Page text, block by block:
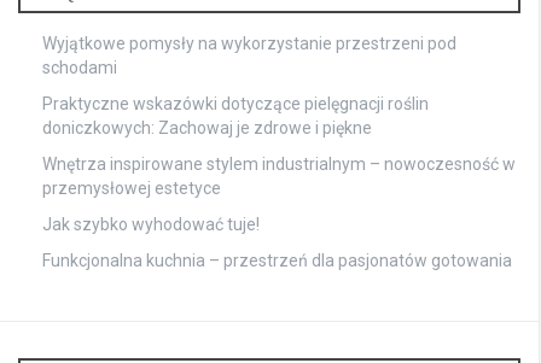
Wyjątkowe pomysły na wykorzystanie przestrzeni pod
schodami
Praktyczne wskazówki dotyczące pielęgnacji roślin
doniczkowych: Zachowaj je zdrowe i piękne
Wnętrza inspirowane stylem industrialnym – nowoczesność w
przemysłowej estetyce
Jak szybko wyhodować tuje!
Funkcjonalna kuchnia – przestrzeń dla pasjonatów gotowania